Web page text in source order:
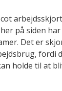
på siden
Det er
fordi
holde til at